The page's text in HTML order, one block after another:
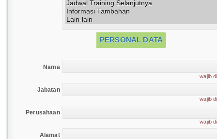
PERSONAL DATA
Nama
wajib
Jabatan
wajib
Perusahaan
wajib
Alamat